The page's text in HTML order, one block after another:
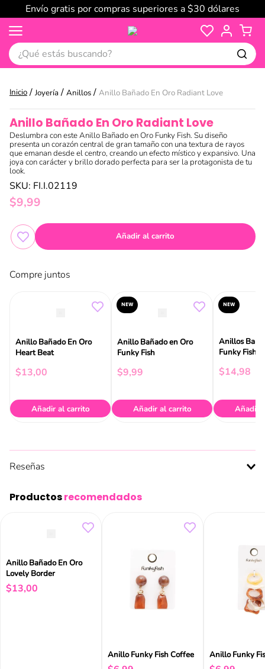
Envío gratis por compras superiores a $30 dólares
¿Qué estás buscando?
Joyería Anillos Anillo Bañado En Oro Radiant Love
Anillo Bañado En Oro Radiant Love
Deslumbra con este Anillo Bañado en Oro Funky Fish. Su diseño
presenta un corazón central de gran tamaño con una textura de rayos
que emanan desde el centro, creando un efecto místico y expansivo. Una
joya con carácter y brillo dorado perfecta para ser la protagonista de tu
look.
SKU: FI.I.02119
$9,99
Añadir al carrito
Compre juntos
Anillo Bañado En Oro
Heart Beat
$13,00
Añadir al carrito
NEW
Anillo Bañado en Oro
Funky Fish
$9,99
Añadir al carrito
NEW
Anillos
Funky Fish
$14,98
Añadir
Reseñas
Productosrecomendados
Anillo Bañado En Oro
Lovely Border
$13,00
Anillo Funky Fish Coffee Anillo Funky